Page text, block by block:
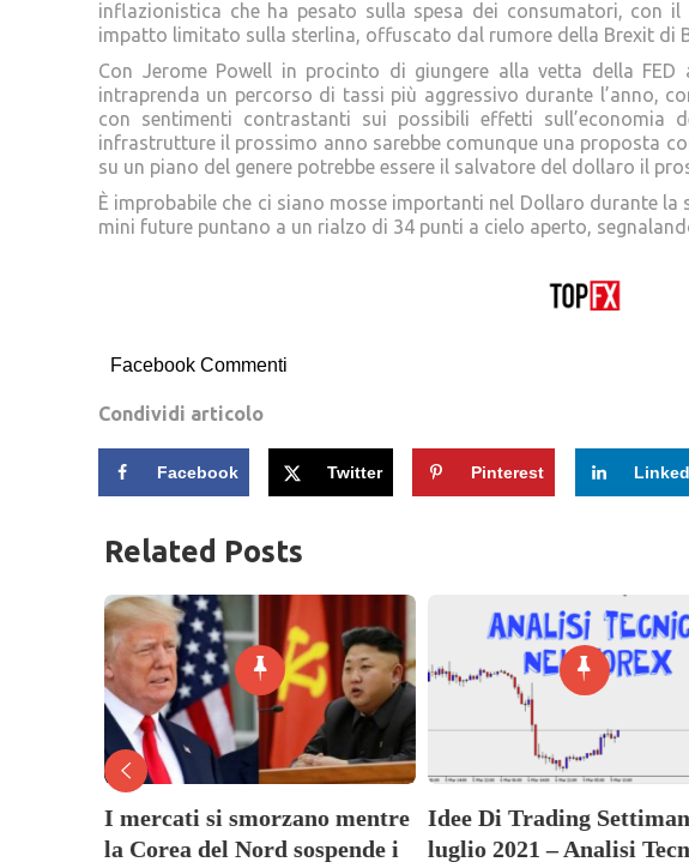
inflazionistica che ha pesato sulla spesa dei consumatori, con
impatto limitato sulla sterlina, offuscato dal rumore della Brexit di
Con Jerome Powell in procinto di giungere alla vetta della
intraprenda un percorso di tassi più aggressivo durante l’anno,
con sentimenti contrastanti sui possibili effetti sull’economia
infrastrutture il prossimo anno sarebbe comunque una proposta
su un piano del genere potrebbe essere il salvatore del dollaro il
È improbabile che ci siano mosse importanti nel Dollaro durante la
mini future puntano a un rialzo di 34 punti a cielo aperto,
Facebook Commenti
Condividi articolo
Facebook Twitter Pinterest
Related Posts
I mercati si smorzano mentre
la Corea del Nord sospende i
Idee Di Trading
luglio 2021 – Analisi